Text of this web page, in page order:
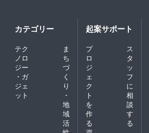
カテゴリー
テク
ノロ
ジー
・ガ
ジェ
ット
ま
ち
づ
く
り
・
地
域
活
起案サポート
プ
ロ
ジ
ェ
ク
ト
を
作
る
ス
タ
ッ
フ
に
相
談
す
る